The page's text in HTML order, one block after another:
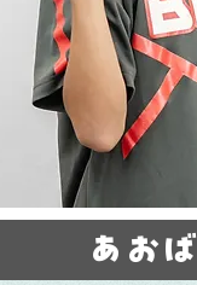
あおば